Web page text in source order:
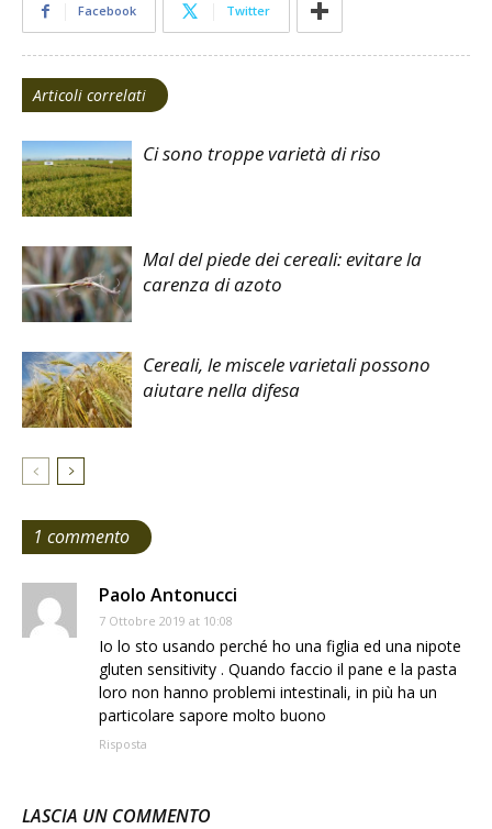
Facebook Twitter
Articoli correlati
Ci sono troppe varietà di riso
Mal del piede dei cereali: evitare la
carenza di azoto
Cereali, le miscele varietali possono
aiutare nella difesa
1 commento
Paolo Antonucci
7 Ottobre 2019 at 10:08
Io lo sto usando perché ho una figlia ed una nipote
gluten sensitivity . Quando faccio il pane e la pasta
loro non hanno problemi intestinali, in più ha un
particolare sapore molto buono
Risposta
LASCIA UN COMMENTO